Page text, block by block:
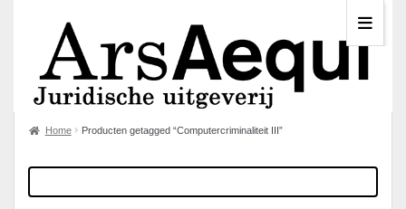
Home Producten getagged “Computercriminaliteit III”